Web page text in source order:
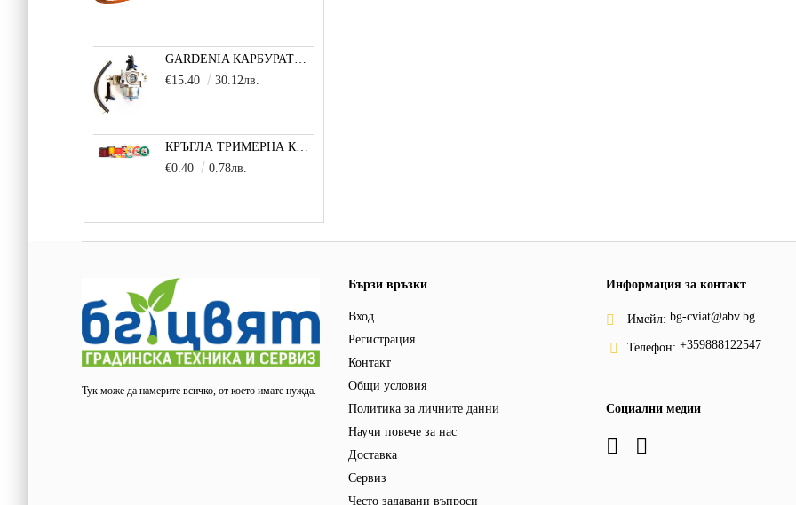
GARDENIA КАРБУРАТОР ЗА ДВИГАТЕЛ 5,5/6,5 К.С.
€15.40
30.12лв.
КРЪГЛА ТРИМЕРНА КОРДА (БЯЛА) 3,3 ММ 1 М
€0.40
0.78лв.
Тук може да намерите всичко, от което имате нужда.
Бързи връзки
Вход
Регистрация
Контакт
Общи условия
Политика за личните данни
Научи повече за нас
Доставка
Сервиз
Често задавани въпроси
Информация за контакт
Имейл: bg-cviat@abv.bg
Телефон: +359888122547
Социални медии